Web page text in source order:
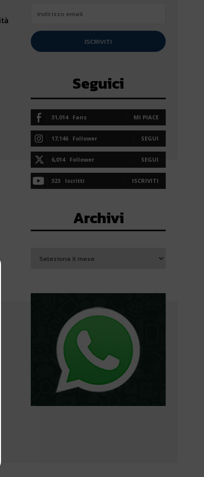
ISCRIVITI
Seguici
31,014 Fans MI PIACE
17,146 Follower SEGUI
6,014 Follower SEGUI
323 Iscritti ISCRIVITI
Archivi